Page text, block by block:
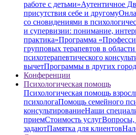
работе с детьми»Аутентичное
присутствия себе и другому
со сновидениями в
и супервизии: понимание,
практика»Программа
групповых терапевтов в
психотерапевтического
вычетПрограммы в других
Конференции
Психологическая помощь
Психологическая помощь
психологаПомощь семейного
консультированиеНаши
приемСтоимость услугВопросы,
задаютПамятка для клиентов